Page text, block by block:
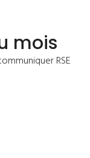
mois
RSE